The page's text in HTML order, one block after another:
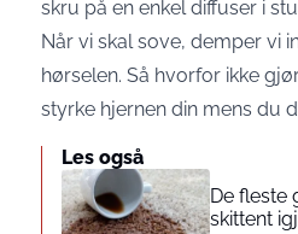
skru på en enkel diffuser i
Når vi skal sove, demper vi
hørselen. Så hvorfor ikke
styrke hjernen din mens du
Les også
De fleste
skittent